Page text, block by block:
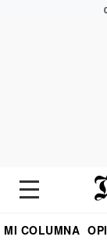
MI COLUMNA